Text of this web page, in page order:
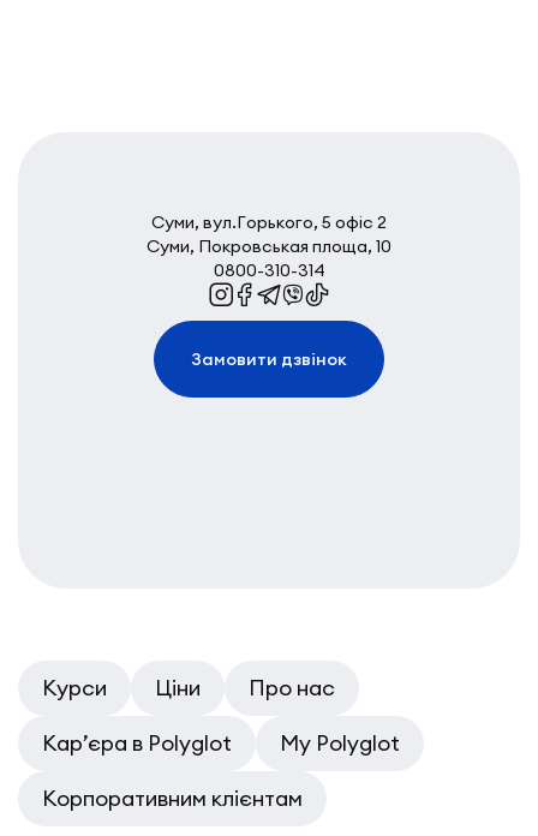
Суми, вул.Горького, 5 офіс 2
Суми, Покровськая площа, 10
0800-310-314
Замовити дзвінок
Курси Ціни
Про нас
Кар’єра в Polyglot
My Polyglot
Корпоративним клієнтам